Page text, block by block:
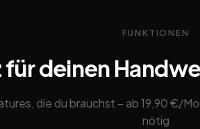
FUNKTIONEN
für deinen
die du brauchst – ab 19,90 €/
nötig